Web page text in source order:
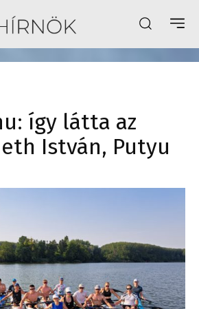
így látta az
István, Putyu